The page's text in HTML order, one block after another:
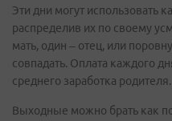
Эти дни могут использовать
распределив их по своему
мать, один – отец, или
совпадать. Оплата каждого
среднего заработка родителя.
Выходные можно брать как